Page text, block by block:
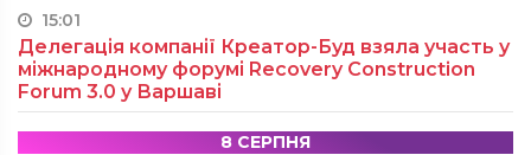
15:01
Делегація компанії Креатор-Буд взяла участь у
міжнародному форумі Recovery Construction
Forum 3.0 у Варшаві
8 СЕРПНЯ